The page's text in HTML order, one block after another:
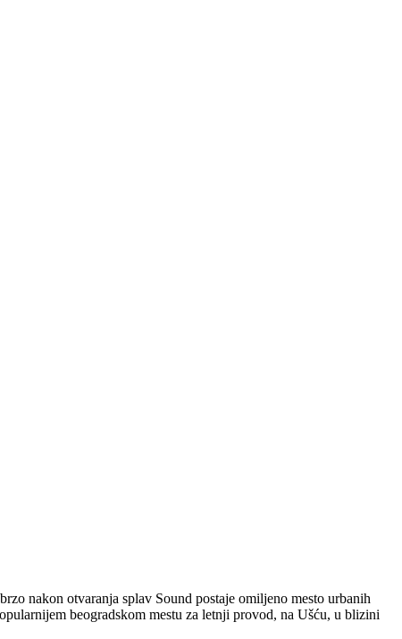
nakon otvaranja splav Sound postaje omiljeno mesto urbanih
beogradskom mestu za letnji provod, na Ušću, u blizini